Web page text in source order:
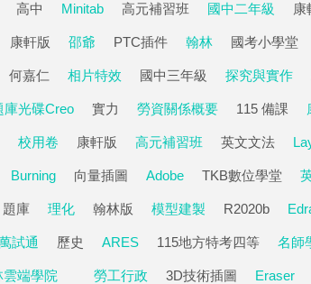
高中 Minitab 高元補習班 國中二年級 康
康軒版 邵爺 PTC插件 翰林 國考小學堂
何嘉仁 相片特效 國中三年級 探究與實作
庫光碟Creo 實力 勞資關係概要 115 備課
校用卷 康軒版 高元補習班 英文文法
Burning 向量插圖 Adobe TKB數位學堂
題庫 理化 翰林版 模型建製 R2020b
試通 歷史 ARES 115地方特考四等 名師
雲端學院 勞工行政 3D技術插圖 Eraser